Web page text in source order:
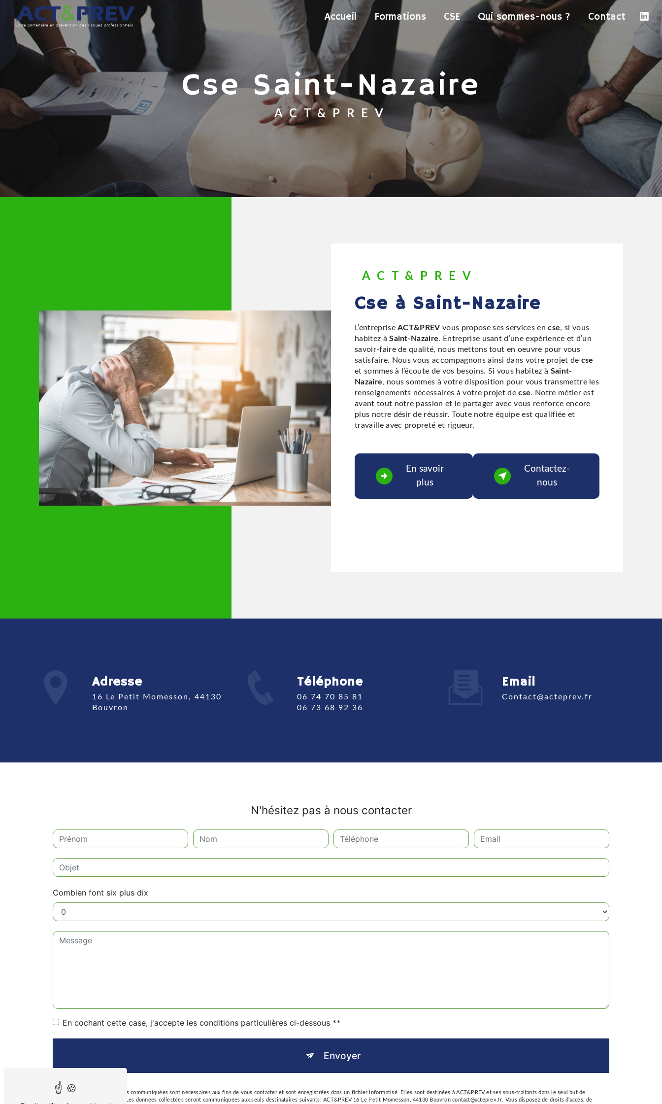
Accueil Formations CSE Qui sommes-nous ? Contact
cse Saint-Nazaire
ACT&PREV
ACT&PREV
cse à Saint-Nazaire
L’entrepriseACT&PREV vous propose ses services encse, si vous
habitez àSaint-Nazaire. Entreprise usant d’une expérience et d’un
savoir-faire de qualité, nous mettons tout en oeuvre pour vous
satisfaire. Nous vous accompagnons ainsi dans votre projet de cse
et sommes à l’écoute de vos besoins. Si vous habitez à Saint-
Nazaire, nous sommes à votre disposition pour vous transmettre les
renseignements nécessaires à votre projet decse. Notre métier est
avant tout notre passion et le partager avec vous renforce encore
plus notre désir de réussir. Toute notre équipe est qualifiée et
travaille avec propreté et rigueur.
En savoir
plus
Contactez-
nous
Adresse
16 Le Petit Momesson, 44130
Bouvron
Téléphone
06 74 70 85 81
06 73 68 92 36
Email
contact@acteprev.fr
N'hésitez pas à nous contacter
Combien font six plus dix
En cochant cette case, j'accepte les conditions particulières ci-dessous **
Envoyer
** Les données personnelles communiquées sont nécessaires aux fins de vous contacter et sont enregistrées dans un fichier informatisé. Elles sont destinées à ACT&PREV et ses sous-traitants dans le seul but de
répondre à votre message. Les données collectées seront communiquées aux seuls destinataires suivants: ACT&PREV 16 Le Petit Momesson, 44130 Bouvron contact@acteprev.fr. Vous disposez de droits d’accès, de
Panneau de gestion des cookies